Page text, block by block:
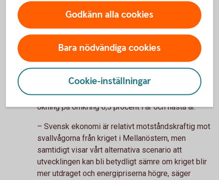
Mellanöstern bedöms dämpa tillväxten i närtid,
varefter återhämtningen väntas ta fart på nytt.
Sammantaget räknar Swedbank med att BNP ökar
med 1,8 procent i år och 2,4 procent nästa år.
Offentliga investeringar väntas förbli ett viktigt
bidrag till tillväxten även framöver, med en samlad
ökning på omkring 6,5 procent i år och nästa år.
– Svensk ekonomi är relativt motståndskraftig mot
svallvågorna från kriget i Mellanöstern, men
samtidigt visar vårt alternativa scenario att
utvecklingen kan bli betydligt sämre om kriget blir
mer utdraget och energipriserna högre, säger
Godkänn alla cookies
Bara nödvändiga cookies
Cookie-inställningar